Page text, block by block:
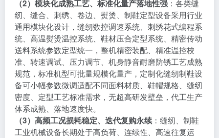
（2）模块化成熟工艺、标准化量产落地性强 ：各类缝
纫、缝合、刺绣、卷边、熨烫、制鞋定型设备采用行业
通用模块化设计，缝纫数控调速系统、刺绣花式编程系
统、高温熨烫温控系统、鞋材压合定型系统、精密传动
送料系统参数定型统一，整机精密装配、精准温控校
准、转速调试、压力调节、机身静音耐磨防锈工艺成熟
规范，标准机型可批量规模化量产，定制化缝纫制鞋设
备可小幅参数微调适配不同面料材质、鞋帽规格、缝纫
密度、定型工艺标准需求，无超高研发壁垒，代工生产
体系成熟、落地速度快。
（3）高频工况损耗稳定、迭代复购永续 ：缝纫、制鞋
工业机械设备长期处于高负荷、连续性、高速往复运